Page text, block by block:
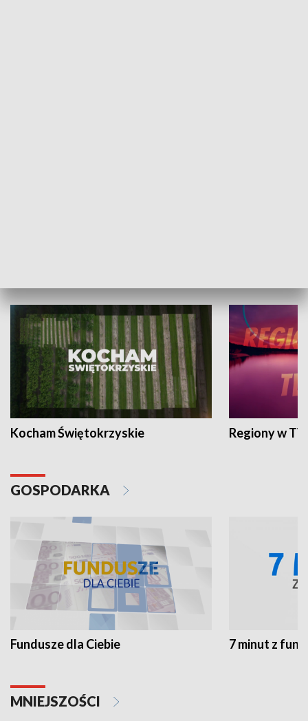
Kocham Świętokrzyskie Regiony w
GOSPODARKA
Fundusze dla Ciebie 7 minut z
MNIEJSZOŚCI